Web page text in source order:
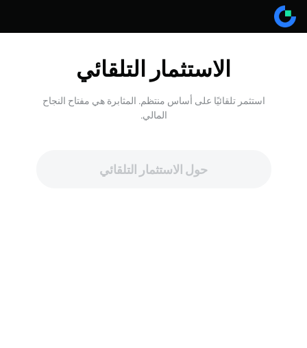
الاستثمار التلقائي
استثمر تلقائيًا على أساس منتظم. المثابرة هي مفتاح النجاح
المالي.
حول الاستثمار التلقائي